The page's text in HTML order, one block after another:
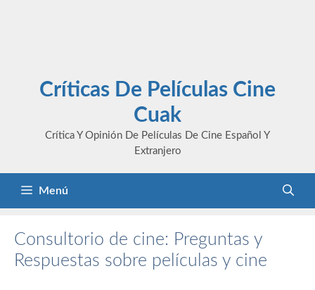
Críticas De Películas Cine
Cuak
Crítica Y Opinión De Películas De Cine Español Y
Extranjero
Menú
Consultorio de cine: Preguntas y
Respuestas sobre películas y cine